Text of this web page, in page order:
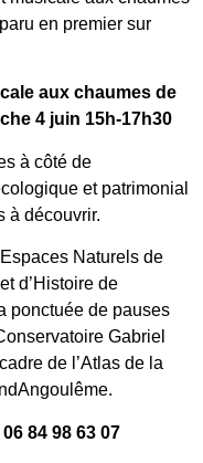
en premier sur
aux chaumes de
4 juin 15h-17h30
à côté de
et patrimonial
à découvrir.
Naturels de
d’Histoire de
ponctuée de pauses
Gabriel
de l’Atlas de la
06 84 98 63 07